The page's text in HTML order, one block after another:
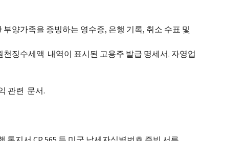
양가족을 증빙하는 영수증, 은행 기록, 취소 수표 및
징수세액 내역이 표시된 고용주 발급 명세서. 자영업
관련 문서.